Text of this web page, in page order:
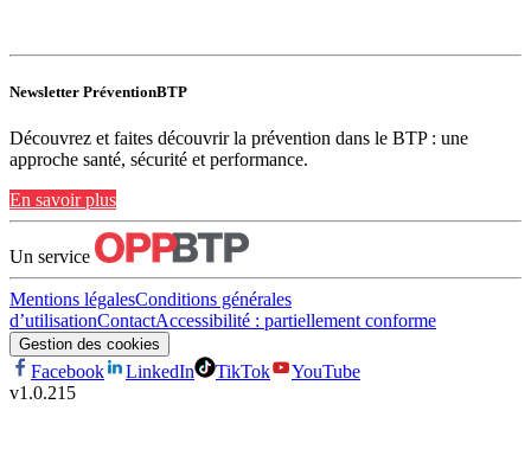
Newsletter PréventionBTP
Découvrez et faites découvrir la prévention dans le BTP : une
approche santé, sécurité et performance.
En savoir plus
Un service
Mentions légalesConditions générales
d’utilisationContactAccessibilité : partiellement conforme
Gestion des cookies
Facebook LinkedIn TikTok
YouTube
v1.0.215